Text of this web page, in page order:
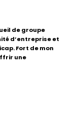
de groupe
d’entreprise et
Fort de mon
une